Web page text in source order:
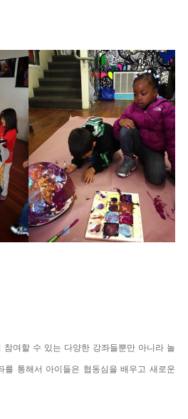
여할 수 있는 다양한 강좌들뿐만 아니라 놀
를 통해서 아이들은 협동심을 배우고 새로운